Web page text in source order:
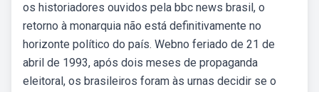
os historiadores ouvidos pela bbc news brasil, o
retorno à monarquia não está definitivamente no
horizonte político do país. Webno feriado de 21 de
abril de 1993, após dois meses de propaganda
eleitoral, os brasileiros foram às urnas decidir se o